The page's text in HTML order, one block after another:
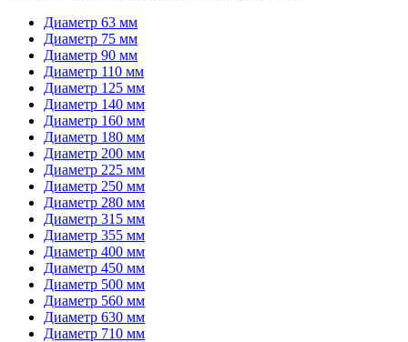
Диаметр 63 мм
Диаметр 75 мм
Диаметр 90 мм
Диаметр 110 мм
Диаметр 125 мм
Диаметр 140 мм
Диаметр 160 мм
Диаметр 180 мм
Диаметр 200 мм
Диаметр 225 мм
Диаметр 250 мм
Диаметр 280 мм
Диаметр 315 мм
Диаметр 355 мм
Диаметр 400 мм
Диаметр 450 мм
Диаметр 500 мм
Диаметр 560 мм
Диаметр 630 мм
Диаметр 710 мм